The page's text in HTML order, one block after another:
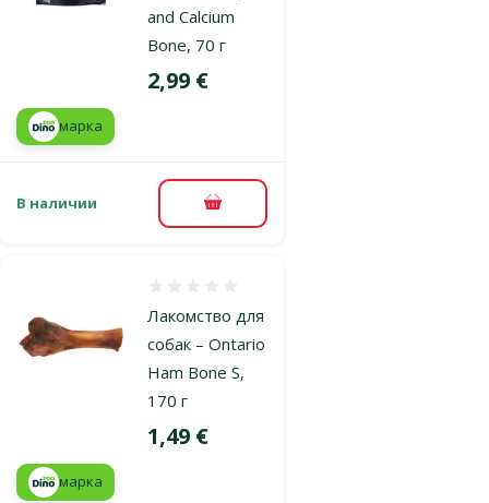
and Calcium
Bone, 70 г
Цена
2,99 €
марка
В наличии В корзину
Лакомство для
собак – Ontario
Ham Bone S,
170 г
Цена
1,49 €
марка